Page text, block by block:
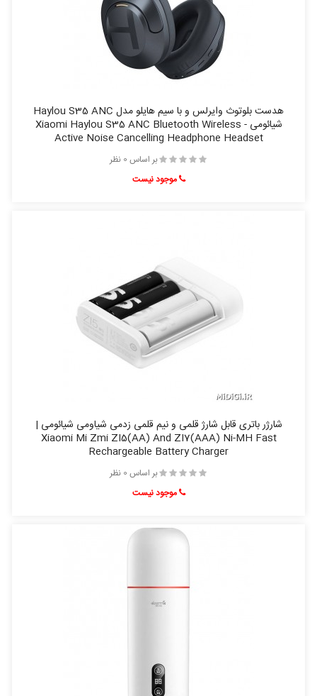
هدست بلوتوث وایرلس و با سیم هایلو مدل Haylou S35 ANC
شیائومی - Xiaomi Haylou S35 ANC Bluetooth Wireless
Active Noise Cancelling Headphone Headset
بر اساس 0 نظر
موجود نیست
شارژر باتری قابل شارژ قلمی و نیم قلمی زدمی شیاومی شیائومی |
Xiaomi Mi Zmi ZI5(AA) And ZI7(AAA) Ni-MH Fast
Rechargeable Battery Charger
بر اساس 0 نظر
موجود نیست